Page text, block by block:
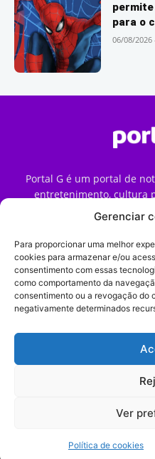
Gerenciar
Para proporcionar uma melhor
cookies para armazenar e/ou
consentimento com essas
como comportamento da
consentimento ou a revogação do
negativamente determinados
Ver
Política de cookies
para o
06/08/2026
Portal G é um portal de
entretenimento, cultura
streaming, games e
forma como o público
Contato:
Início Sobre
Política de
tendências de consumo,